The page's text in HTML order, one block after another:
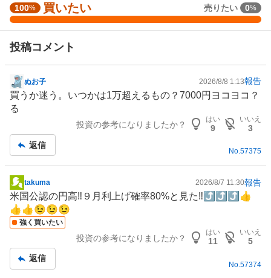
強
く
い
い
1
0
0
買
い
た
い
0
%
様
子
100% 買いたい 売りたい 0%
投稿コメント
掲
示
板
ぬお子 2026/8/8 1:13報告
買うか迷う。いつかは1万超えるもの？7000円ヨコヨコ？
る
投資の参考になりましたか？
はい
9
いいえ
3
返信
No.57375
掲
示
板
記
takuma 2026/8/7 11:30報告
米国公認の円高‼️９月利上げ確率80%と見た‼️⤴️⤴️⤴️👍
👍👍😉😉😉
強く買いたい
投資の参考になりましたか？
はい
11
いいえ
5
返信
No. 57374